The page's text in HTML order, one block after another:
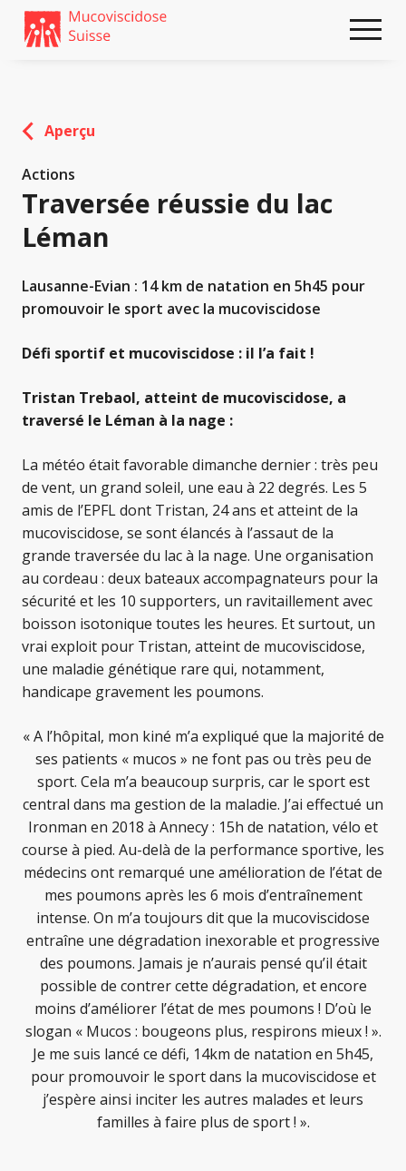
Weiter
zum
skip
Aperçu
Actions
Traversée réussie du lac
Léman
Lausanne-Evian : 14 km de natation en 5h45 pour
promouvoir le sport avec la mucoviscidose
Défi sportif et mucoviscidose : il l’a fait !
Tristan Trebaol, atteint de mucoviscidose, a
traversé le Léman à la nage :
La météo était favorable dimanche dernier : très peu
de vent, un grand soleil, une eau à 22 degrés. Les 5
amis de l’EPFL dont Tristan, 24 ans et atteint de la
mucoviscidose, se sont élancés à l’assaut de la
grande traversée du lac à la nage. Une organisation
au cordeau : deux bateaux accompagnateurs pour la
sécurité et les 10 supporters, un ravitaillement avec
boisson isotonique toutes les heures. Et surtout, un
vrai exploit pour Tristan, atteint de mucoviscidose,
une maladie génétique rare qui, notamment,
handicape gravement les poumons.
« A l’hôpital, mon kiné m’a expliqué que la majorité de
ses patients « mucos » ne font pas ou très peu de
sport. Cela m’a beaucoup surpris, car le sport est
central dans ma gestion de la maladie. J’ai effectué un
Ironman en 2018 à Annecy : 15h de natation, vélo et
course à pied. Au-delà de la performance sportive, les
médecins ont remarqué une amélioration de l’état de
mes poumons après les 6 mois d’entraînement
intense. On m’a toujours dit que la mucoviscidose
entraîne une dégradation inexorable et progressive
des poumons. Jamais je n’aurais pensé qu’il était
possible de contrer cette dégradation, et encore
moins d’améliorer l’état de mes poumons ! D’où le
slogan « Mucos : bougeons plus, respirons mieux ! ».
Je me suis lancé ce défi, 14km de natation en 5h45,
pour promouvoir le sport dans la mucoviscidose et
j’espère ainsi inciter les autres malades et leurs
familles à faire plus de sport ! ».